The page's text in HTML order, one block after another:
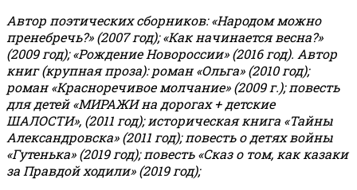
Автор поэтических сборников: «Народом можно
пренебречь?» (2007 год); «Как начинается весна?»
(2009 год); «Рождение Новороссии» (2016 год). Автор
книг (крупная проза): роман «Ольга» (2010 год);
роман «Красноречивое молчание» (2009 г.); повесть
для детей «МИРАЖИ на дорогах + детские
ШАЛОСТИ», (2011 год); историческая книга «Тайны
Александровска» (2011 год); повесть о детях войны
«Гутенька» (2019 год); повесть «Сказ о том, как казаки
за Правдой ходили» (2019 год);